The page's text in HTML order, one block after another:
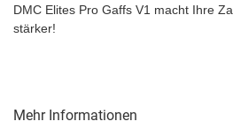
DMC Elites Pro Gaffs V1 macht Ihre
stärker!
Mehr Informationen